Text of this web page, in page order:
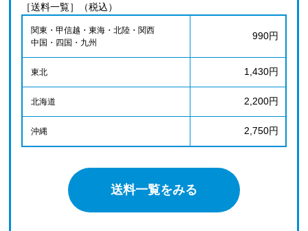
［送料一覧］（税込）
関東・甲信越・東海・北陸・関西
中国・四国・九州
990円
東北 1,430円
北海道 2,200円
沖縄 2,750円
送料一覧をみる